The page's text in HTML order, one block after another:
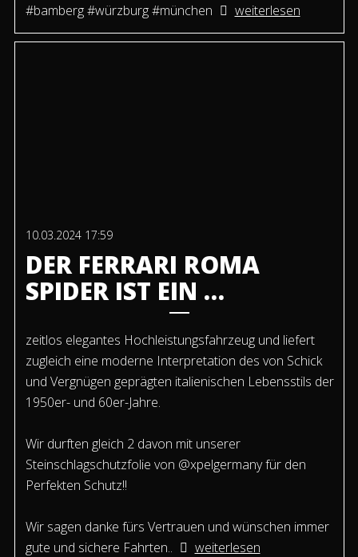
#bamberg #würzburg #münchen
weiterlesen
10.03.2024 17:59
DER FERRARI ROMA
SPIDER IST EIN …
zeitlos elegantes Hochleistungsfahrzeug und liefert
zugleich eine moderne Interpretation des von Schick
und Vergnügen geprägten italienischen Lebensstils der
1950er- und 60er-Jahre.
Wir durften gleich 2 davon mit unserer
Steinschlagschutzfolie von @xpelgermany für den
Perfekten Schutz!!
Wir sagen danke fürs Vertrauen und wünschen immer
gute und sichere Fahrten..
weiterlesen